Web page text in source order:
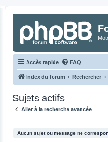
Accès rapide FAQ
Index du forum Rechercher
Sujets actifs
Aller à la recherche avancée
Aucun sujet ou message ne